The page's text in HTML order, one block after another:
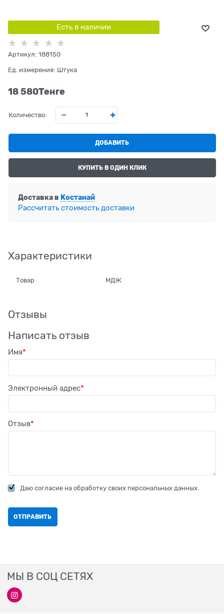
Есть в наличии
Артикул: 188150
Ед. измерения: Штука
18 580Tенге
Количество:
ДОБАВИТЬ
КУПИТЬ В ОДИН КЛИК
Доставка в Костанай
Рассчитать стоимость доставки
Характеристики
Товар МДЖ
Отзывы
Написать отзыв
Имя
Электронный адрес
Отзыв
Даю согласие на обработку своих персональных данных.
МЫ В СОЦ СЕТЯХ